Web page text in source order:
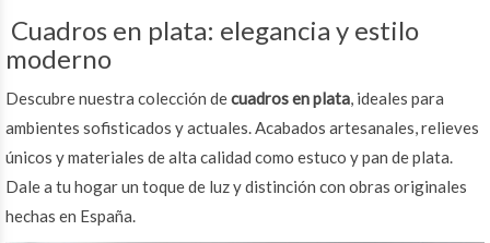
Cuadros en plata: elegancia y estilo
moderno
Descubre nuestra colección decuadros en plata, ideales para
ambientes sofisticados y actuales. Acabados artesanales, relieves
únicos y materiales de alta calidad como estuco y pan de plata.
Dale a tu hogar un toque de luz y distinción con obras originales
hechas en España.